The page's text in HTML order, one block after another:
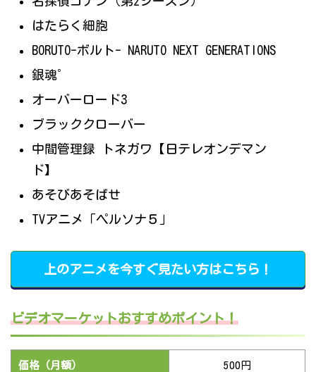
はたらく細胞
BORUTO-ボルト- NARUTO NEXT GENERATIONS
銀魂゜
オーバーロード3
ブラッククローバー
中間管理録 トネガワ【日テレオンデマン
ド】
あそびあそばせ
TVアニメ「ペルソナ５」
上のアニメを今すぐ見たい方はこちら！
ビデオマーケットおすすめポイント！
価格（月額）
500円